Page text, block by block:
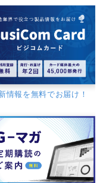
情報を無料でお届け！